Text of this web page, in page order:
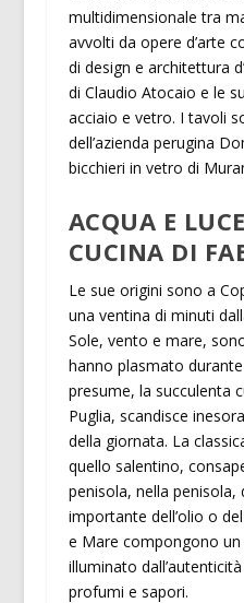
multidimensionale tra
avvolti da opere d’arte
di design e architettura
di Claudio Atocaio e le
acciaio e vetro. I tavoli
dell’azienda perugina
bicchieri in vetro di
ACQUA E
CUCINA DI
Le sue origini sono a
una ventina di minuti
Sole, vento e mare,
hanno plasmato
presume, la succulenta
Puglia, scandisce
della giornata. La
quello salentino,
penisola, nella penisola,
importante dell’olio o
e Mare compongono
illuminato
profumi e sapori.